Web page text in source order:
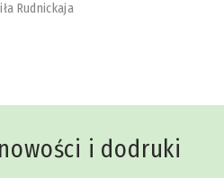
Rudnickaja
i dodruki